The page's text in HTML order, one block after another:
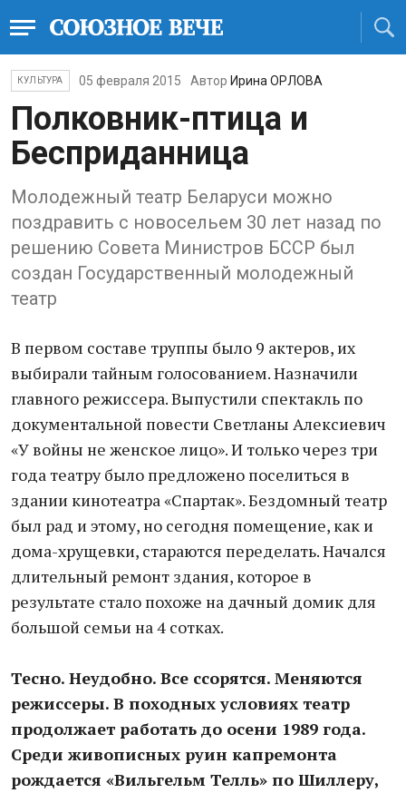
КУЛЬТУРА 05 февраля 2015 Автор Ирина ОРЛОВА
Полковник-птица и
Бесприданница
Молодежный театр Беларуси можно
поздравить с новосельем 30 лет назад по
решению Совета Министров БССР был
создан Государственный молодежный
театр
В первом составе труппы было 9 актеров, их
выбирали тайным голосованием. Назначили
главного режиссера. Выпустили спектакль по
документальной повести Светланы Алексиевич
«У войны не женское лицо». И только через три
года театру было предложено поселиться в
здании кинотеатра «Спартак». Бездомный театр
был рад и этому, но сегодня помещение, как и
дома-хрущевки, стараются переделать. Начался
длительный ремонт здания, которое в
результате стало похоже на дачный домик для
большой семьи на 4 сотках.
Тесно. Неудобно. Все ссорятся. Меняются
режиссеры. В походных условиях театр
продолжает работать до осени 1989 года.
Среди живописных руин капремонта
рождается «Вильгельм Телль» по Шиллеру,